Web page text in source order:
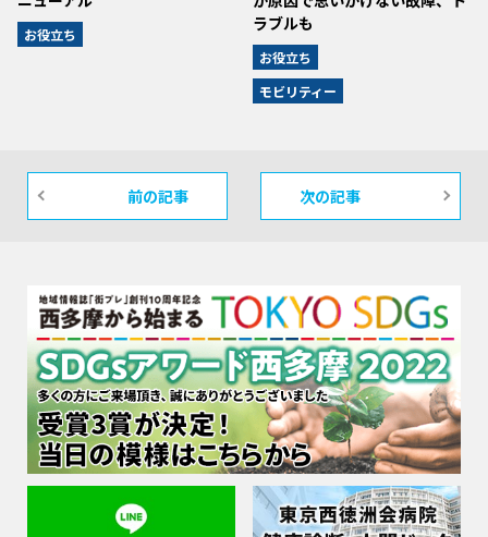
お役立ち
ラブルも
お役立ち
モビリティー
前の記事 次の記事